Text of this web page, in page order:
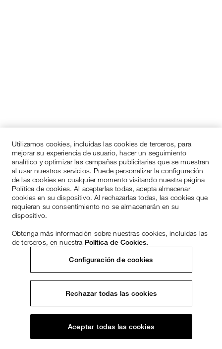
Utilizamos cookies, incluidas las cookies de terceros, para
mejorar su experiencia de usuario, hacer un seguimiento
analítico y optimizar las campañas publicitarias que se muestran
al usar nuestros servicios. Puede personalizar la configuración
de las cookies en cualquier momento visitando nuestra página
Política de cookies. Al aceptarlas todas, acepta almacenar
cookies en su dispositivo. Al rechazarlas todas, las cookies que
requieran su consentimiento no se almacenarán en su
dispositivo.
Obtenga más información sobre nuestras cookies, incluidas las
de terceros, en nuestra Política de Cookies.
Configuración de cookies
Rechazar todas las cookies
Aceptar todas las cookies